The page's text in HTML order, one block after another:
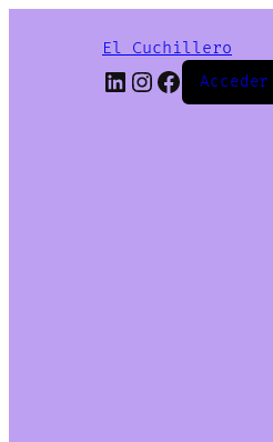
El Cuchillero
LinkedIn
Instagram
Facebook
Acceder